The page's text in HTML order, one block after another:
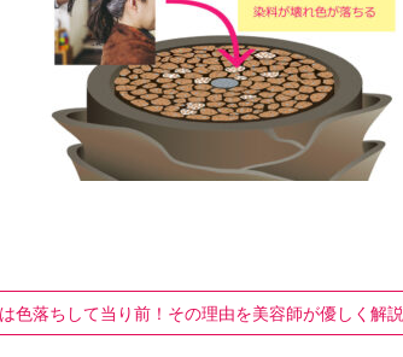
色落ちして当り前！その理由を美容師が優しく解説